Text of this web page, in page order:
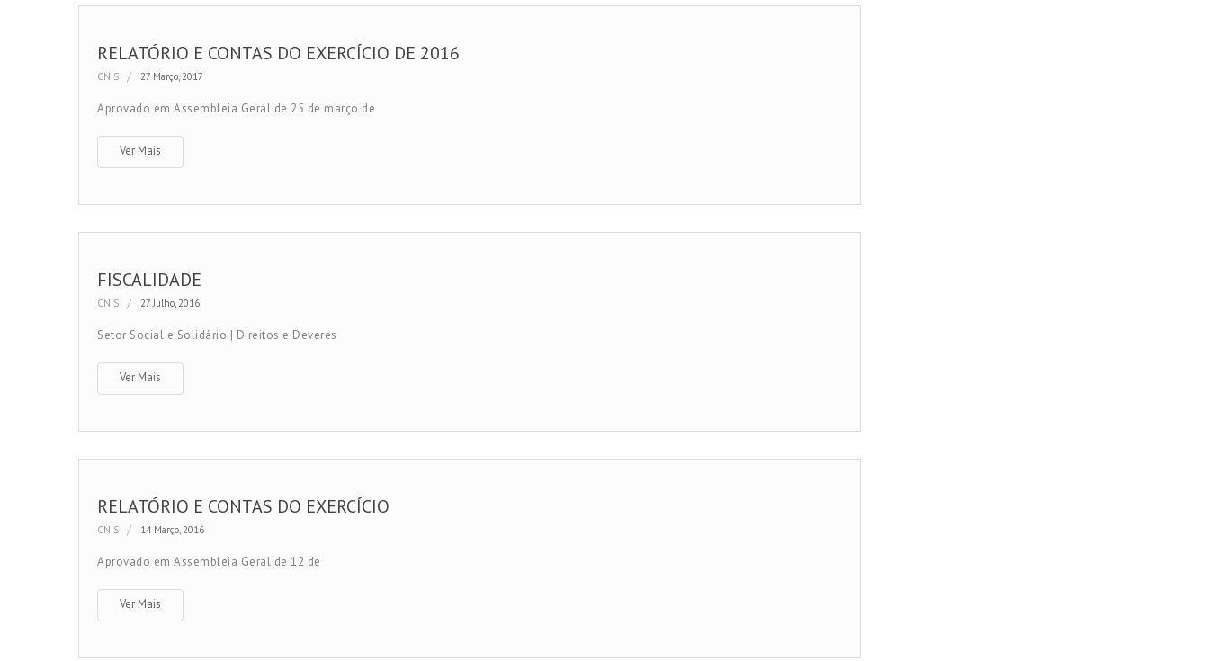
RELATÓRIO E CONTAS DO EXERCÍCIO DE 2016
CNIS 27 Março, 2017
Aprovado em Assembleia Geral de 25 de março de
Ver Mais
FISCALIDADE
CNIS 27 Julho, 2016
Setor Social e Solidário | Direitos e Deveres
Ver Mais
RELATÓRIO E CONTAS DO EXERCÍCIO
CNIS 14 Março, 2016
Aprovado em Assembleia Geral de 12 de
Ver Mais